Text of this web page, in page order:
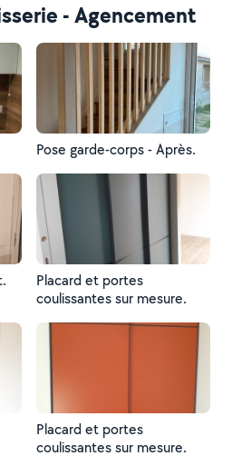
- Agencement
Pose garde-corps - Après.
Placard et portes
coulissantes sur mesure.
Placard et portes
coulissantes sur mesure.